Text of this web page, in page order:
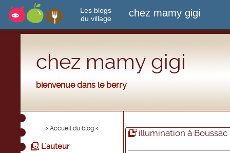
Les blogs
du village
chez mamy gigi
chez mamy gigi
bienvenue dans le berry
> Accueil du blog <
L'auteur
illumination à Boussac